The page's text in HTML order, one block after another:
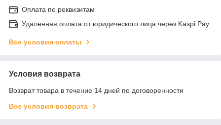
Оплата по реквизитам
Удаленная оплата от юридического лица через Kaspi Pay
Все условия оплаты
Условия возврата
Возврат товара в течение 14 дней по договоренности
Все условия возврата